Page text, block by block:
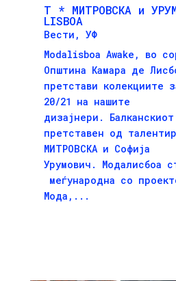
Т * МИТРОВСКА и
LISBOA
Вести , УФ
Modalisboa Awake, во
Општина Камара де
претстави колекциите
20/21 на нашите
дизајнери.
претставен од
МИТРОВСКА и Софија
Урумович. Модалисбоа
меѓународна со
Мода,...